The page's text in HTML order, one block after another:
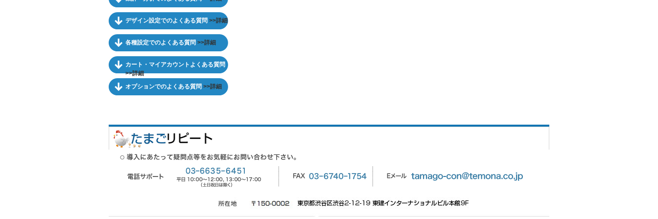
デザイン設定でのよくある質問 >>詳細
各種設定でのよくある質問 >>詳細
カート・マイアカウントよくある質問
>>詳細
オプションでのよくある質問 >>詳細